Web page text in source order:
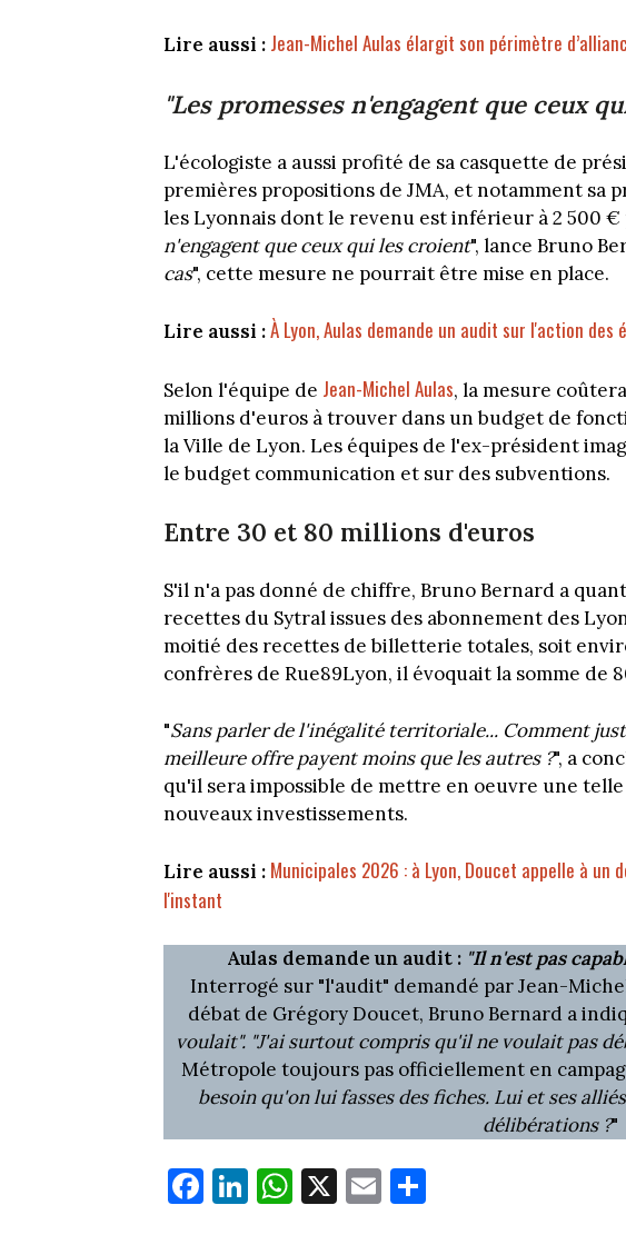
Lire aussi : Jean-Michel Aulas élargit son périmètre
"Les promesses n'engagent que ceux
L'écologiste a aussi profité de sa casquette de
premières propositions de JMA, et notamment sa
les Lyonnais dont le revenu est inférieur à 2 500 €
n'engagent que ceux qui les croient", lance Bruno
cas", cette mesure ne pourrait être mise en place.
Lire aussi :À Lyon, Aulas demande un audit sur l'action
Selon l'équipe de Jean-Michel Aulas, la mesure
millions d'euros à trouver dans un budget de
la Ville de Lyon. Les équipes de l'ex-président
le budget communication et sur des subventions.
Entre 30 et 80 millions d'euros
S'il n'a pas donné de chiffre, Bruno Bernard a
recettes du Sytral issues des abonnement des
moitié des recettes de billetterie totales, soit
confrères de Rue89Lyon, il évoquait la somme de
"Sans parler de l'inégalité territoriale... Comment
meilleure offre payent moins que les autres ?", a
qu'il sera impossible de mettre en oeuvre une
nouveaux investissements.
Lire aussi : Municipales 2026 : à Lyon, Doucet appelle à
l'instant
Aulas demande un audit : "Il n'est pas
Interrogé sur "l'audit" demandé par Jean-
débat de Grégory Doucet, Bruno Bernard a
voulait". "J'ai surtout compris qu'il ne voulait pas
Métropole toujours pas officiellement en
besoin qu'on lui fasses des fiches. Lui et ses
délibérations ?"
Fa
ce
Li
nk
W
ha
X E
m